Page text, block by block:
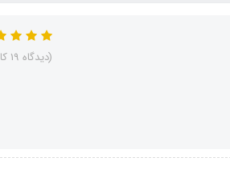
(دیدگاه 19 کاربر)